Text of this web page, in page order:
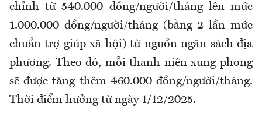
chỉnh từ 540.000 đồng/người/tháng lên mức
1.000.000 đồng/người/tháng (bằng 2 lần mức
chuẩn trợ giúp xã hội) từ nguồn ngân sách địa
phương. Theo đó, mỗi thanh niên xung phong
sẽ được tăng thêm 460.000 đồng/người/tháng.
Thời điểm hưởng từ ngày 1/12/2025.